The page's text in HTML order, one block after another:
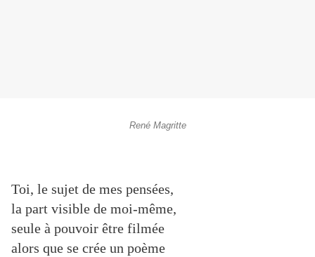
René Magritte
Toi, le sujet de mes pensées,
la part visible de moi-même,
seule à pouvoir être filmée
alors que se crée un poème